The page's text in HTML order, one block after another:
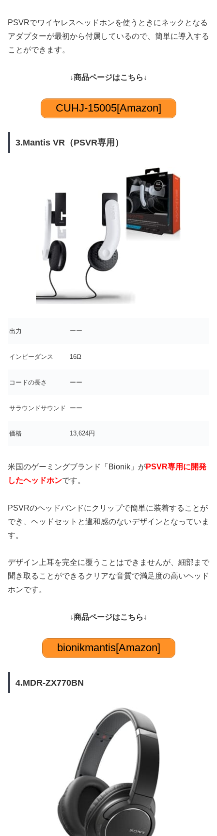
PSVRでワイヤレスヘッドホンを使うときにネックとなる
アダプターが最初から付属しているので、簡単に導入する
ことができます。
↓商品ページはこちら↓
CUHJ-15005[Amazon]
3.Mantis VR（PSVR専用）
出力 ーー
インピーダンス 16Ω
コードの長さ ーー
サラウンドサウンド ーー
価格 13,624円
米国のゲーミングブランド「Bionik」がPSVR専用に開発
したヘッドホンです。
PSVRのヘッドバンドにクリップで簡単に装着することが
でき、ヘッドセットと違和感のないデザインとなっていま
す。
デザイン上耳を完全に覆うことはできませんが、細部まで
聞き取ることができるクリアな音質で満足度の高いヘッド
ホンです。
↓商品ページはこちら↓
bionikmantis[Amazon]
4.MDR-ZX770BN